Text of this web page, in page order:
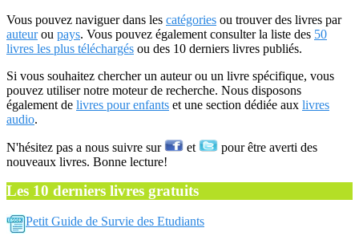
Vous pouvez naviguer dans les catégories ou trouver des livres par
auteurou pays. Vous pouvez également consulter la liste des 50
livres les plus téléchargés ou des 10 derniers livres publiés.
Si vous souhaitez chercher un auteur ou un livre spécifique, vous
pouvez utiliser notre moteur de recherche. Nous disposons
également de livres pour enfants et une section dédiée aux livres
audio.
N'hésitez pas a nous suivre sur et
pour être averti des
nouveaux livres. Bonne lecture!
Les 10 derniers livres gratuits
Petit Guide de Survie des Etudiants